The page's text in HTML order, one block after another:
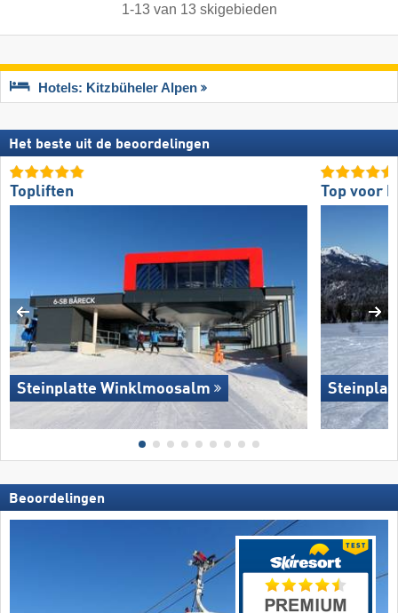
1-13van 13 skigebieden
Hotels: Kitzbüheler Alpen
Het beste uit de beoordelingen
Topliften
Steinplatte Winklmoosalm
Top voor
Beoordelingen